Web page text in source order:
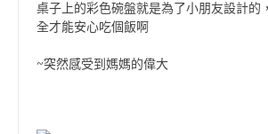
桌子上的彩色碗盤就是為了小朋友設計的
全才能安心吃個飯啊
~突然感受到媽媽的偉大